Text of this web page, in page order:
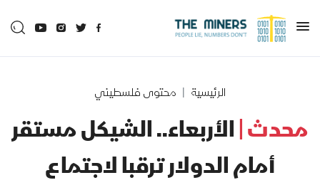
الرئيسية محتوى فلسطيني
محدث |الأربعاء.. الشيكل مستقر
أمام الدولار ترقبا لاجتماع